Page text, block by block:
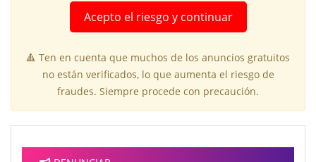
Acepto el riesgo y continuar
🔺 Ten en cuenta que muchos de los anuncios gratuitos
no están verificados, lo que aumenta el riesgo de
fraudes. Siempre procede con precaución.